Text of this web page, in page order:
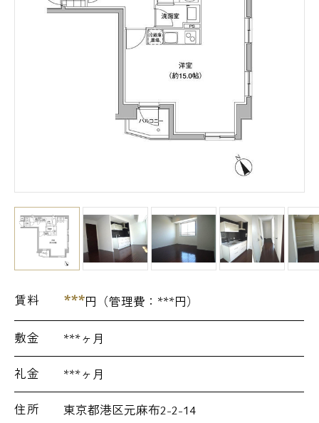
賃料 ***円（管理費： ***円）
敷金 ***ヶ月
礼金 ***ヶ月
住所 東京都港区元麻布2-2-14